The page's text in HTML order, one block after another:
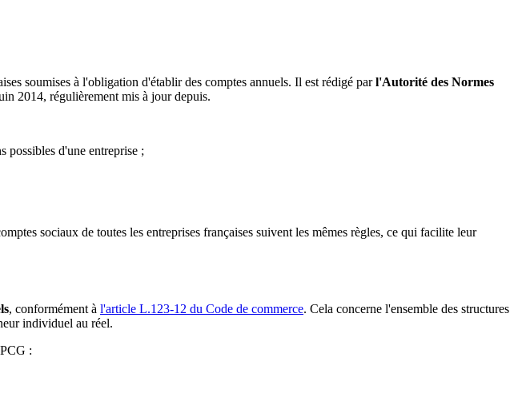
soumises à l'obligation d'établir des comptes annuels. Il est rédigé parl'Autorité des Normes
2014, régulièrement mis à jour depuis.
possibles d'une entreprise ;
sociaux de toutes les entreprises françaises suivent les mêmes règles, ce qui facilite leur
, conformément à l'article L.123-12 du Code de commerce. Cela concerne l'ensemble des structures
individuel au réel.
: